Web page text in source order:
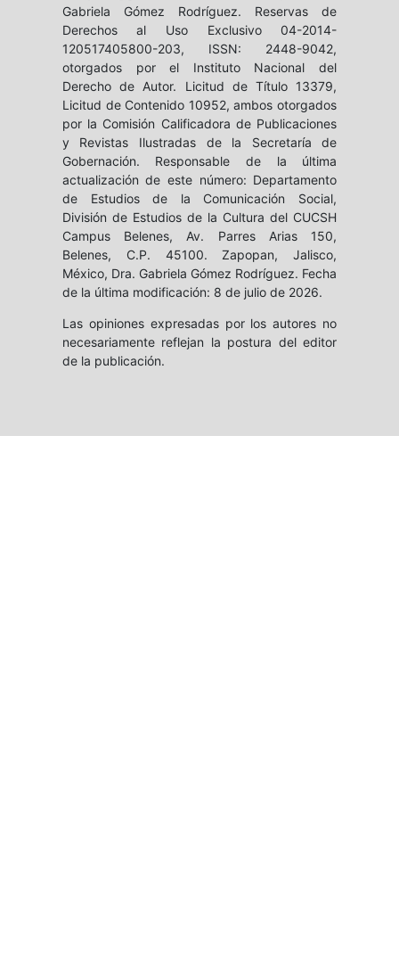
Gabriela Gómez Rodríguez. Reservas de
Derechos al Uso Exclusivo 04-2014-
120517405800-203, ISSN: 2448-9042,
otorgados por el Instituto Nacional del
Derecho de Autor. Licitud de Título 13379,
Licitud de Contenido 10952, ambos otorgados
por la Comisión Calificadora de Publicaciones
y Revistas Ilustradas de la Secretaría de
Gobernación. Responsable de la última
actualización de este número: Departamento
de Estudios de la Comunicación Social,
División de Estudios de la Cultura del CUCSH
Campus Belenes, Av. Parres Arias 150,
Belenes, C.P. 45100. Zapopan, Jalisco,
México, Dra. Gabriela Gómez Rodríguez. Fecha
de la última modificación: 8 de julio de 2026.
Las opiniones expresadas por los autores no
necesariamente reflejan la postura del editor
de la publicación.